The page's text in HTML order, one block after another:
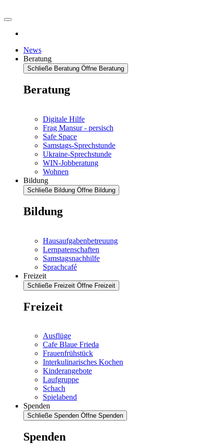
News
Beratung
Schließe Beratung Öffne Beratung
Beratung
Digitale Hilfe
Frag Mansur - persisch
Safe Space
Samstags-Sprechstunde
Ukraine-Sprechstunde
WIN-Jobberatung
Wohnen
Bildung
Schließe Bildung Öffne Bildung
Bildung
Hausaufgabenbetreuung
Lernpatenschaften
Samstagsnachhilfe
Sprachcafé
Freizeit
Schließe Freizeit Öffne Freizeit
Freizeit
Ausflüge
Cafe Blaue Frieda
Frauenfrühstück
Interkulinarisches Kochen
Kinderangebote
Laufgruppe
Schach
Spielabend
Spenden
Schließe Spenden Öffne Spenden
Spenden